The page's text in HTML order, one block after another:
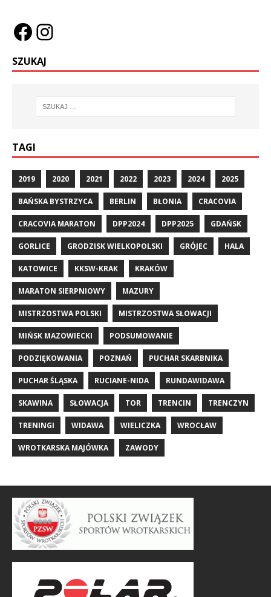
SZUKAJ
TAGI
2019 2020 2021 2022 2023 2024 2025
BAŃSKA BYSTRZYCA BERLIN BŁONIA CRACOVIA
CRACOVIA MARATON DPP2024 DPP2025 GDAŃSK
GORLICE GRODZISK WIELKOPOLSKI GRÓJEC HALA
KATOWICE KKSW-KRAK KRAKÓW
MARATON SIERPNIOWY MAZURY
MISTRZOSTWA POLSKI MISTRZOSTWA SŁOWACJI
MIŃSK MAZOWIECKI PODSUMOWANIE
PODZIĘKOWANIA POZNAŃ PUCHAR SKARBNIKA
PUCHAR ŚLĄSKA RUCIANE-NIDA RUNDAWIDAWA
SKAWINA SŁOWACJA TOR TRENCIN TRENCZYN
TRENINGI WIDAWA WIELICZKA WROCŁAW
WROTKARSKA MAJÓWKA ZAWODY